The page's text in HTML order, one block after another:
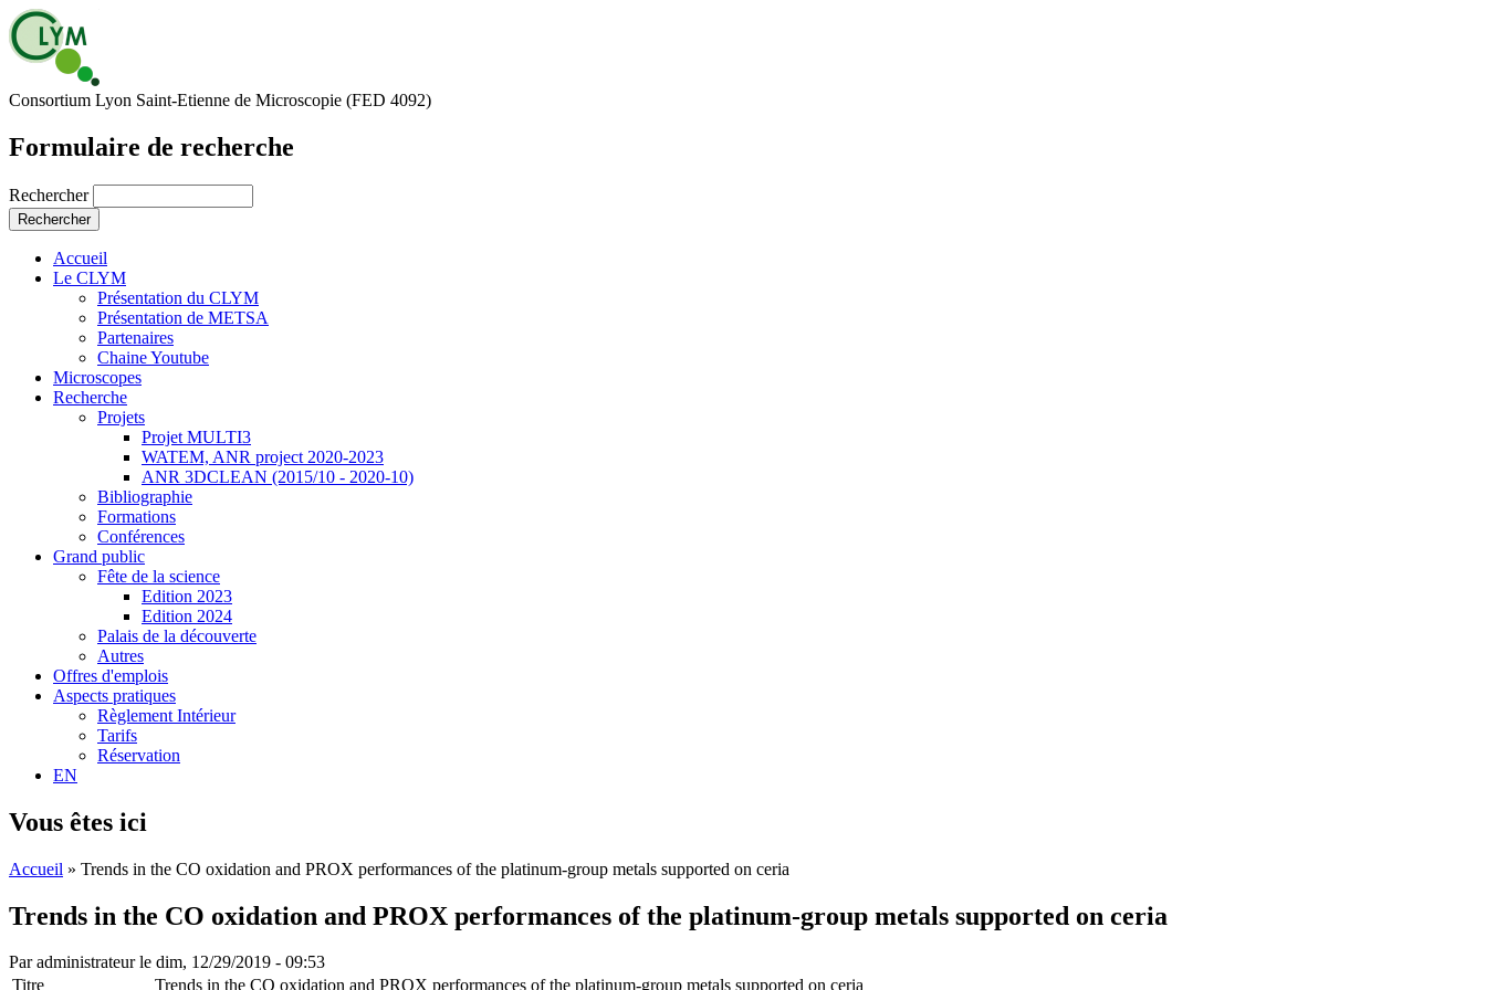
Consortium Lyon Saint-Etienne de Microscopie (FED 4092)
Formulaire de recherche
Rechercher
Accueil
Le CLYM
Présentation du CLYM
Présentation de METSA
Partenaires
Chaine Youtube
Microscopes
Recherche
Projets
Projet MULTI3
WATEM, ANR project 2020-2023
ANR 3DCLEAN (2015/10 - 2020-10)
Bibliographie
Formations
Conférences
Grand public
Fête de la science
Edition 2023
Edition 2024
Palais de la découverte
Autres
Offres d'emplois
Aspects pratiques
Règlement Intérieur
Tarifs
Réservation
EN
Vous êtes ici
Accueil » Trends in the CO oxidation and PROX performances of the platinum-group metals supported on ceria
Trends in the CO oxidation and PROX performances of the platinum-group metals supported on ceria
Paradministrateurle dim, 12/29/2019 - 09:53
Titre
Trends in the CO oxidation and PROX performances of the platinum-group metals supported on ceria